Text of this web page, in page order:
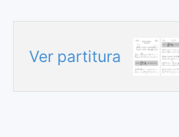
Ver partitura